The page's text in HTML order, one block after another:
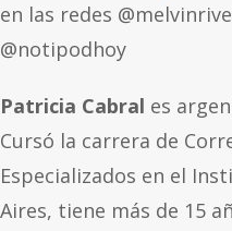
en las redes
@notipodhoy
Patricia Cabral es
Cursó la carrera de
Especializados en el
Aires, tiene más de 15